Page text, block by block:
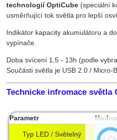
technologií OptiCube (speciální
usměrňující tok světla pro lepší
Indikátor kapacity akumulátoru a
vypínače.
Doba svícení 1,5 - 13h (podle
Součásti světla je USB 2.0 / Micro-
Technicke infromace světla
Parametr
Typ LED / Světelný